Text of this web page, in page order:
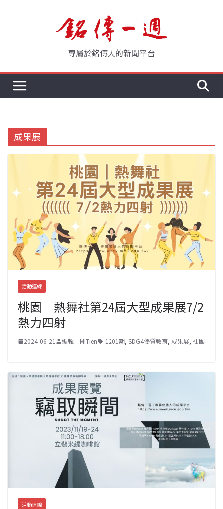
專屬於銘傳人的新聞平台
成果展
活動連線
桃園｜熱舞社第24屆大型成果展7/2
熱力四射
2024-06-21 編輯｜MITien 1201期, SDG4優質教育, 成果展, 社團
活動連線